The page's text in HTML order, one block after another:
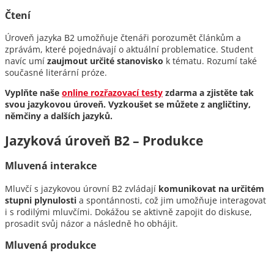
Čtení
Úroveň jazyka B2 umožňuje čtenáři porozumět článkům a
zprávám, které pojednávají o aktuální problematice. Student
navíc umí zaujmout určité stanovisko k tématu. Rozumí také
současné literární próze.
Vyplňte naše online rozřazovací testy zdarma a zjistěte tak
svou jazykovou úroveň. Vyzkoušet se můžete z angličtiny,
němčiny a dalších jazyků.
Jazyková úroveň B2 – Produkce
Mluvená interakce
Mluvčí s jazykovou úrovní B2 zvládají komunikovat na určitém
stupni plynulosti a spontánnosti, což jim umožňuje interagovat
i s rodilými mluvčími. Dokážou se aktivně zapojit do diskuse,
prosadit svůj názor a následně ho obhájit.
Mluvená produkce